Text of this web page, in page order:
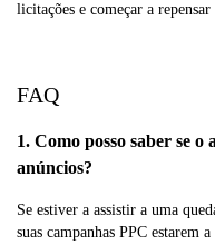
licitações e começar a
FAQ
1. Como posso saber se
anúncios?
Se estiver a assistir a uma
suas campanhas PPC estarem